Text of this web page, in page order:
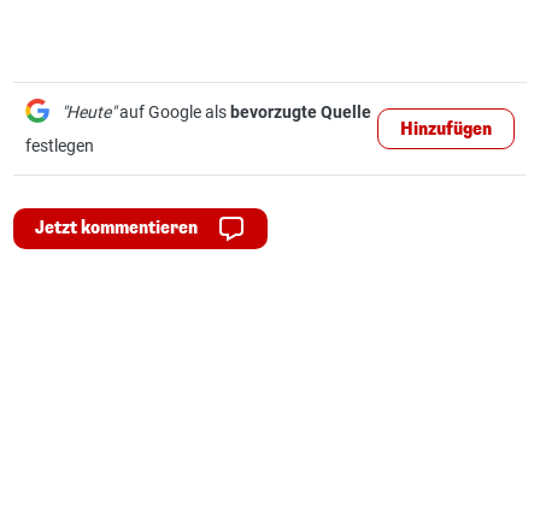
"Heute"auf Google als bevorzugte Quelle
festlegen
Hinzufügen
Jetzt kommentieren